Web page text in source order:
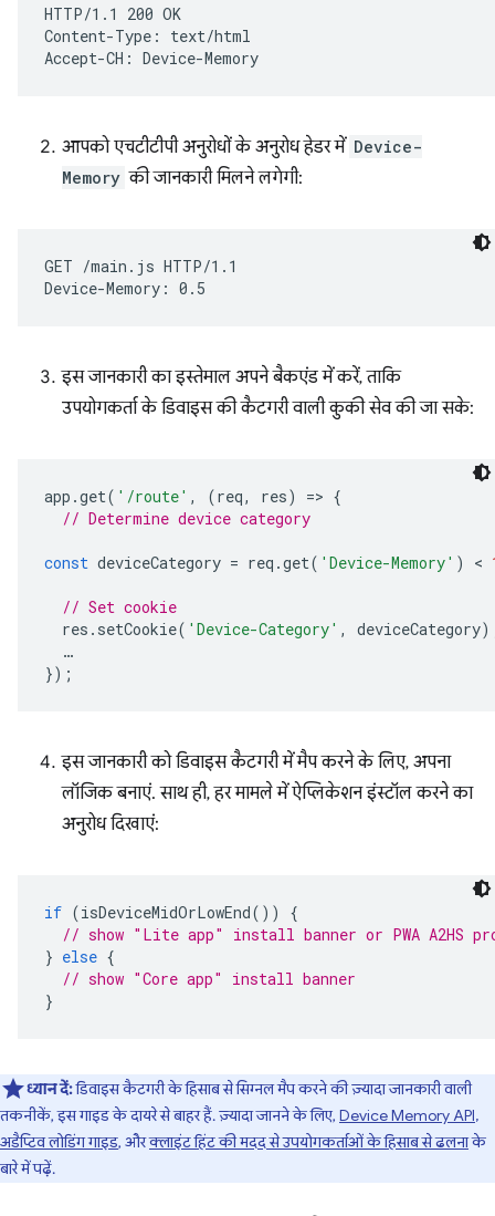
HTTP/1.1 200 OK
Content-Type: text/html
आपको एचटीटीपी अनुरोधों के अनुरोध हेडर में Device-
Memory की जानकारी मिलने लगेगी:
GET /main.js HTTP/1.1
इस जानकारी का इस्तेमाल अपने बैकएंड में करें, ताकि
उपयोगकर्ता के डिवाइस की कैटगरी वाली कुकी सेव की जा सके:
app .get( '/route' , (req, res) => {
// Determine device category
const deviceCategory = req .get( 'Device-Memory' ) <
// Set cookie
res . setCookie( 'Device-Category' , deviceCategory
…
});
इस जानकारी को डिवाइस कैटगरी में मैप करने के लिए, अपना
लॉजिक बनाएं. साथ ही, हर मामले में ऐप्लिकेशन इंस्टॉल करने का
अनुरोध दिखाएं:
if (isDeviceMidOrLowEnd())
{
// show "Lite app" install banner or PWA A2HS
} else {
// show "Core app" install banner
}
ध्यान दें:डिवाइस कैटगरी के हिसाब से सिग्नल मैप करने की ज़्यादा जानकारी वाली
तकनीकें, इस गाइड के दायरे से बाहर हैं. ज़्यादा जानने के लिए, Device Memory API,
अडैप्टिव लोडिंग गाइड, औरक्लाइंट हिंट की मदद से उपयोगकर्ताओं के हिसाब से ढलनाके
बारे में पढ़ें.